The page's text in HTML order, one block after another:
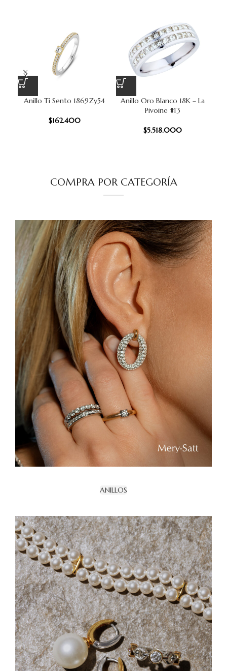
Anillo Ti Sento 1869Zy54
$162.400
Anillo Oro Blanco 18K – La
Pivoine #13
$5.518.000
COMPRA POR CATEGORÍA
ANILLOS